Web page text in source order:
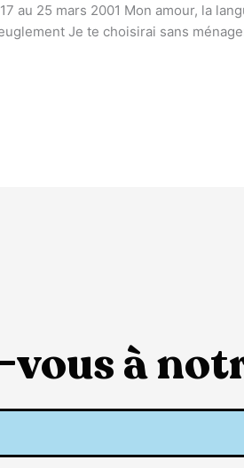
au 25 mars 2001 Mon amour, la
Je te choisirai sans
à